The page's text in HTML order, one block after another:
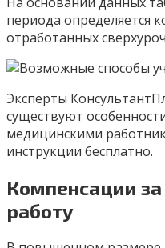
периода определяется
отработанных
Эксперты
существуют
медицинскими
инструкции бесплатно.
Компенсации
работу